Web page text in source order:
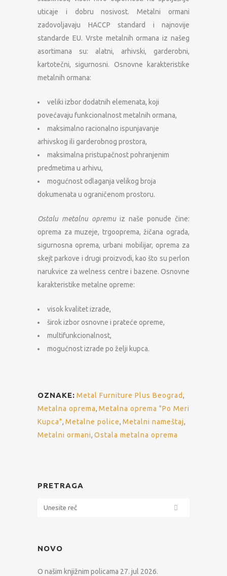
uticaje i dobru nosivost. Metalni ormani
zadovoljavaju HACCP standard i najnovije
standarde EU. Vrste metalnih ormana iz našeg
asortimana su: alatni, arhivski, garderobni,
kartotečni, sigurnosni. Osnovne karakteristike
metalnih ormana:
veliki izbor dodatnih elemenata, koji
povećavaju funkcionalnost metalnih ormana,
maksimalno racionalno ispunjavanje
arhivskog ili garderobnog prostora,
maksimalna pristupačnost pohranjenim
predmetima u arhivu,
mogućnost odlaganja velikog broja
dokumenata u ograničenom prostoru.
Ostalu metalnu opremuiz naše ponude čine:
oprema za muzeje, trgooprema, žičana ograda,
sigurnosna oprema, urbani mobilijar, oprema za
skejt parkove i drugi proizvodi, kao što su perlon
narukvice za welness centre i bazene. Osnovne
karakteristike metalne opreme:
visok kvalitet izrade,
širok izbor osnovne i prateće opreme,
multifunkcionalnost,
mogućnost izrade po želji kupca.
OZNAKE: Metal Furniture Plus Beograd,
Metalna oprema, Metalna oprema "Po Meri
Kupca", Metalne police, Metalni nameštaj,
Metalni ormani, Ostala metalna oprema
PRETRAGA
NOVO
O našim knjižnim policama 27. jul 2026.